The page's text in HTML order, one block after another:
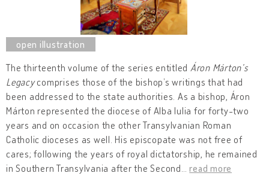
The thirteenth volume of the series entitled Áron Márton’s
Legacycomprises those of the bishop’s writings that had
been addressed to the state authorities. As a bishop, Áron
Márton represented the diocese of Alba Iulia for forty-two
years and on occasion the other Transylvanian Roman
Catholic dioceses as well. His episcopate was not free of
cares; following the years of royal dictatorship, he remained
in Southern Transylvania after the Second …read more